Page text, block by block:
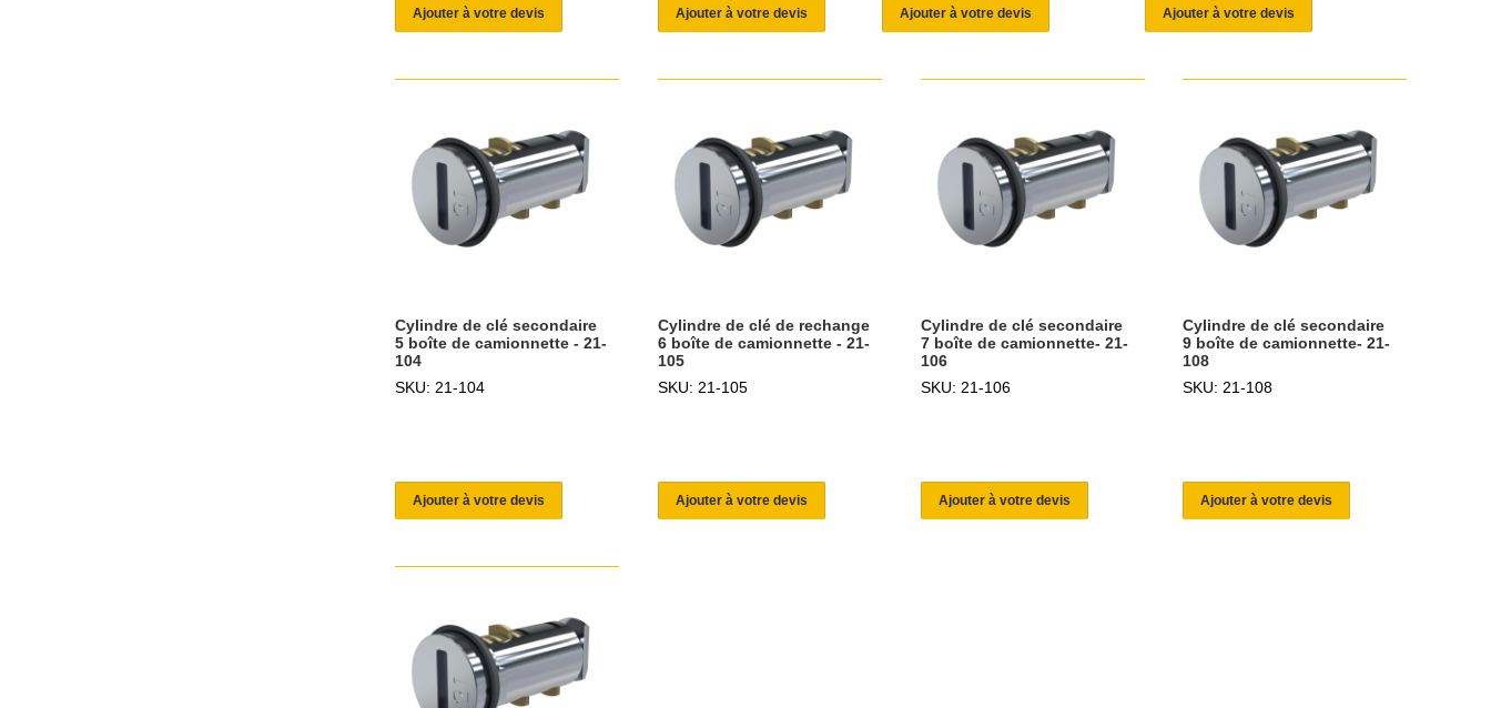
Ajouter à votre devis Ajouter à votre devis Ajouter à votre devis Ajouter à votre devis
Cylindre de clé secondaire
5 boîte de camionnette - 21-
104
SKU: 21-104
Ajouter à votre devis
Cylindre de clé de rechange
6 boîte de camionnette - 21-
105
SKU: 21-105
Ajouter à votre devis
Cylindre de clé secondaire
7 boîte de camionnette- 21-
106
SKU: 21-106
Ajouter à votre devis
Cylindre de clé secondaire
9 boîte de camionnette- 21-
108
SKU: 21-108
Ajouter à votre devis